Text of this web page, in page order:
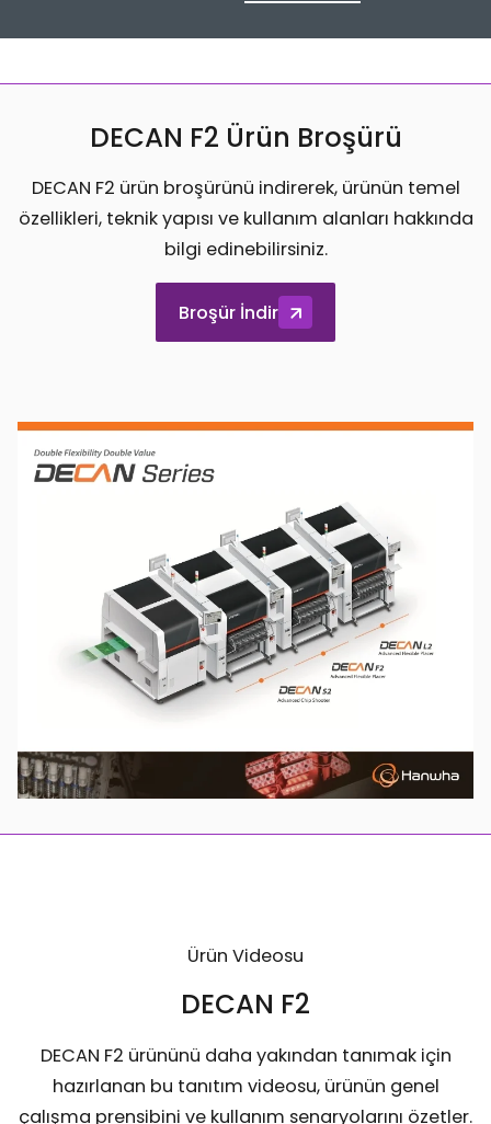
DECAN F2 Ürün Broşürü
DECAN F2 ürün broşürünü indirerek, ürünün temel
özellikleri, teknik yapısı ve kullanım alanları hakkında
bilgi edinebilirsiniz.
Broşür İndir
Ürün Videosu
DECAN F2
DECAN F2 ürününü daha yakından tanımak için
hazırlanan bu tanıtım videosu, ürünün genel
çalışma prensibini ve kullanım senaryolarını özetler.